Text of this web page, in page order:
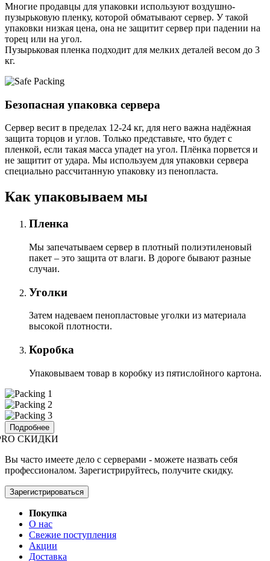
Многие продавцы для упаковки используют воздушно-
пузырьковую пленку, которой обматывают сервер. У такой
упаковки низкая цена, она не защитит сервер при падении на
торец или на угол.
Пузырьковая пленка подходит для мелких деталей весом до 3
кг.
Безопасная упаковка сервера
Сервер весит в пределах 12-24 кг, для него важна надёжная
защита торцов и углов. Только представьте, что будет с
пленкой, если такая масса упадет на угол. Плёнка порвется и
не защитит от удара. Мы используем для упаковки сервера
специально расcчитанную упаковку из пенопласта.
Как упаковываем мы
Пленка
Мы запечатываем сервер в плотный полиэтиленовый
пакет – это защита от влаги. В дороге бывают разные
случаи.
Уголки
Затем надеваем пенопластовые уголки из материала
высокой плотности.
Коробка
Упаковываем товар в коробку из пятислойного картона.
Подробнее
СКИДКИ
Вы часто имеете дело с серверами - можете назвать себя
профессионалом. Зарегистрируйтесь, получите скидку.
Зарегистрироваться
Покупка
О нас
Свежие поступления
Акции
Доставка